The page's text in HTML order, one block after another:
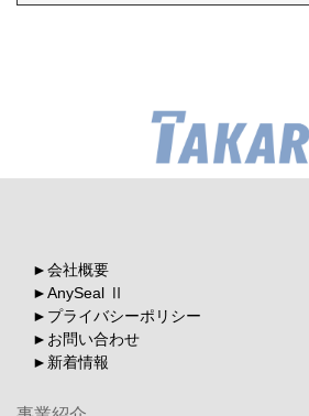
会社概要
AnySeal Ⅱ
プライバシーポリシー
お問い合わせ
新着情報